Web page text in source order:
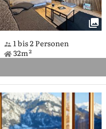
1 bis 2 Personen
32m²